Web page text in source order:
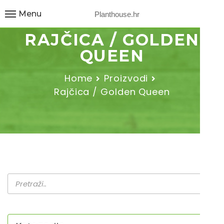
Planthouse.hr
Menu
RAJČICA / GOLDEN
QUEEN
Home
Proizvodi
Rajčica / Golden Queen